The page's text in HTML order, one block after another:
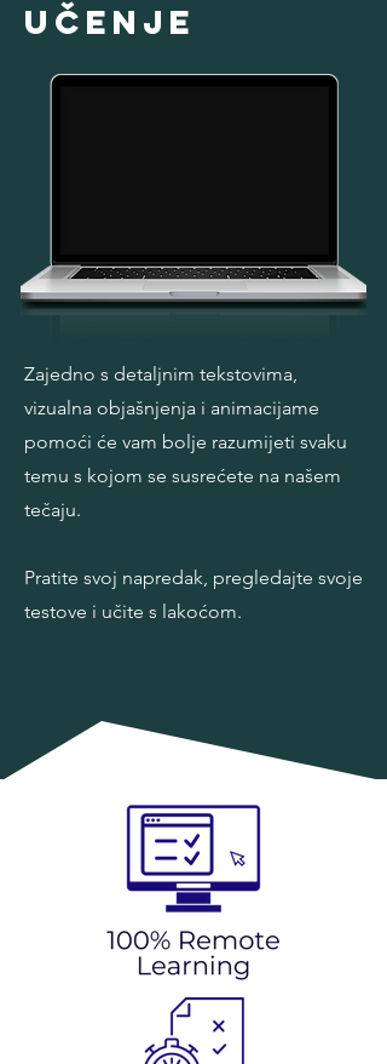
učenje
Zajedno s detaljnim tekstovima,
vizualna objašnjenja i animacijame
pomoći će vam bolje razumijeti svaku
temu s kojom se susrećete na našem
tečaju.
Pratite svoj napredak, pregledajte svoje
testove i učite s lakoćom.